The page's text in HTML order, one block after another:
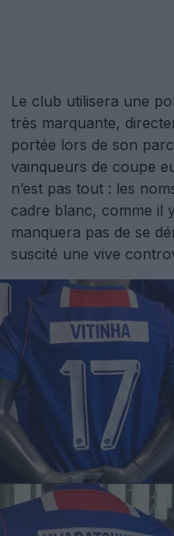
Le club utilisera une
très marquante,
portée lors de son
vainqueurs de coupe
n’est pas tout : les
cadre blanc, comme il
manquera pas de se
suscité une vive